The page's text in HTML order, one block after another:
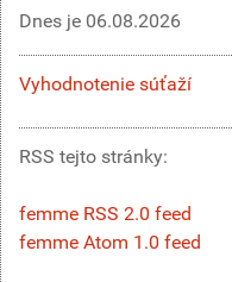
Dnes je 06.08.2026
Vyhodnotenie súťaží
RSS tejto stránky:
femme RSS 2.0 feed
femme Atom 1.0 feed